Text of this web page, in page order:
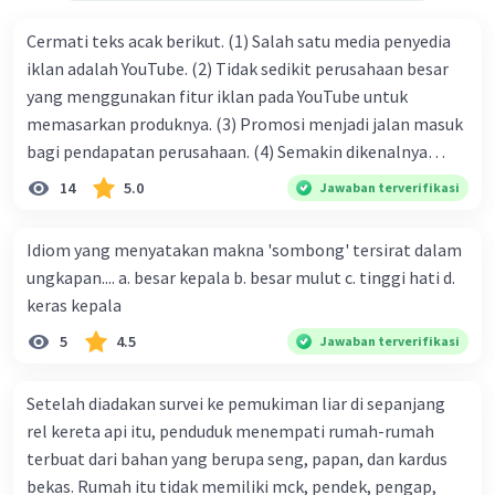
Cermati teks acak berikut. (1) Salah satu media penyedia
iklan adalah YouTube. (2) Tidak sedikit perusahaan besar
yang menggunakan fitur iklan pada YouTube untuk
memasarkan produknya. (3) Promosi menjadi jalan masuk
bagi pendapatan perusahaan. (4) Semakin dikenalnya
suatu produk oleh konsumen, semakin besar pula peluang
perusahaan kepada konsumen. Urutan yang tepat agar
menjadi teks eksposisi yang padu adalah .... A. (1)-(2)-(3)-
(4)-(5) B. (2)-(1)-(3)-(4)-(5) C. (3)-(1)-(2)-(5)-(4) D. (3)-(5)-
(4)-(1)-(2) E. (5)-(1)-(3)-(4)-(2)
14 5.0 Jawaban terverifikasi
Idiom yang menyatakan makna 'sombong' tersirat dalam
ungkapan.... a. besar kepala b. besar mulut c. tinggi hati d.
keras kepala
5 4.5 Jawaban terverifikasi
Setelah diadakan survei ke pemukiman liar di sepanjang
rel kereta api itu, penduduk menempati rumah-rumah
terbuat dari bahan yang berupa seng, papan, dan kardus
bekas. Rumah itu tidak memiliki mck, pendek, pengap,